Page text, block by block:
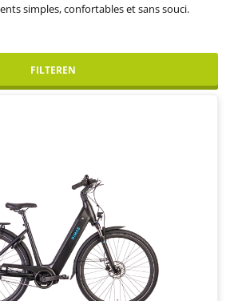
simples, confortables et sans souci.
FILTEREN